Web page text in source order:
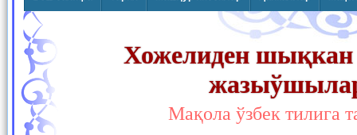
Хожелиден
Мақола ўзбек тилига